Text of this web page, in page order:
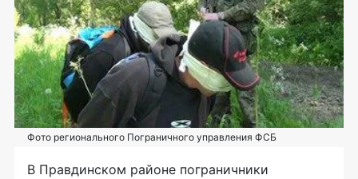
Фото регионального Пограничного управления ФСБ
В Правдинском районе пограничники